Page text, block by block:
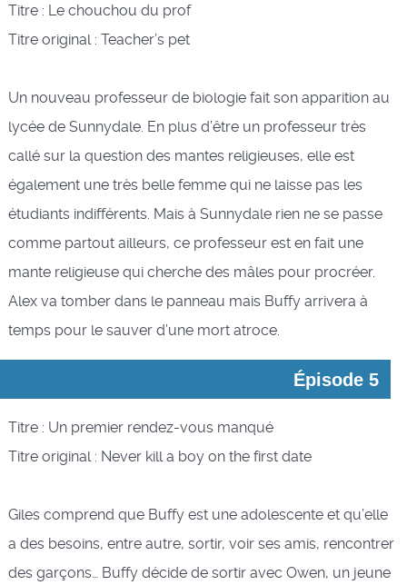
Titre : Le chouchou du prof
Titre original : Teacher’s pet
Un nouveau professeur de biologie fait son apparition au
lycée de Sunnydale. En plus d’être un professeur très
callé sur la question des mantes religieuses, elle est
également une très belle femme qui ne laisse pas les
étudiants indifférents. Mais à Sunnydale rien ne se passe
comme partout ailleurs, ce professeur est en fait une
mante religieuse qui cherche des mâles pour procréer.
Alex va tomber dans le panneau mais Buffy arrivera à
temps pour le sauver d’une mort atroce.
Épisode 5
Titre : Un premier rendez-vous manqué
Titre original : Never kill a boy on the first date
Giles comprend que Buffy est une adolescente et qu’elle
a des besoins, entre autre, sortir, voir ses amis, rencontrer
des garçons… Buffy décide de sortir avec Owen, un jeune